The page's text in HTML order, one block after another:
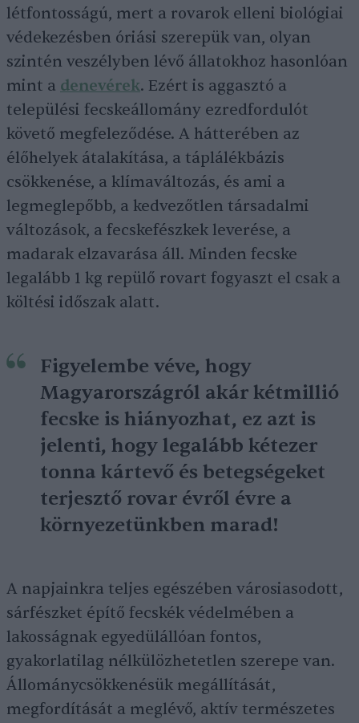
létfontosságú, mert a rovarok elleni biológiai
védekezésben óriási szerepük van, olyan
szintén veszélyben lévő állatokhoz hasonlóan
mint a denevérek. Ezért is aggasztó a
települési fecskeállomány ezredfordulót
követő megfeleződése. A hátterében az
élőhelyek átalakítása, a táplálékbázis
csökkenése, a klímaváltozás, és ami a
legmeglepőbb, a kedvezőtlen társadalmi
változások, a fecskefészkek leverése, a
madarak elzavarása áll. Minden fecske
legalább 1 kg repülő rovart fogyaszt el csak a
költési időszak alatt.
Figyelembe véve, hogy
Magyarországról akár kétmillió
fecske is hiányozhat, ez azt is
jelenti, hogy legalább kétezer
tonna kártevő és betegségeket
terjesztő rovar évről évre a
környezetünkben marad!
A napjainkra teljes egészében városiasodott,
sárfészket építő fecskék védelmében a
lakosságnak egyedülállóan fontos,
gyakorlatilag nélkülözhetetlen szerepe van.
Állománycsökkenésük megállítását,
megfordítását a meglévő, aktív természetes